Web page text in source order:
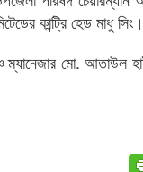
কান্ট্রি হেড মাধু সিং।
ম্যানেজার মো. আতাউল